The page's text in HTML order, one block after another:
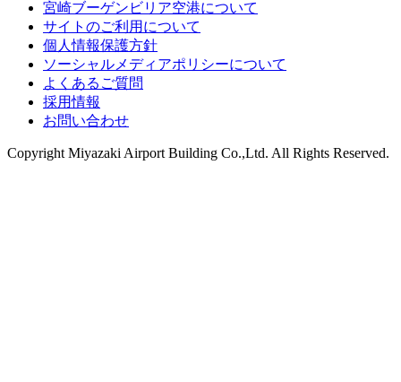
宮崎ブーゲンビリア空港について
サイトのご利用について
個人情報保護方針
ソーシャルメディアポリシーについて
よくあるご質問
採用情報
お問い合わせ
Copyright Miyazaki Airport Building Co.,Ltd. All Rights Reserved.